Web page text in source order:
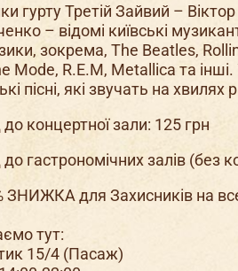
гурту Третій Зайвий –
– відомі київські
зокрема, The Beatles,
Mode, R.E.M, Metallica та
пісні, які звучать на хвилях
до концертної зали: 125 грн
до гастрономічних залів (без
ЗНИЖКА для Захисників на
тут:
15/4 (Пасаж)